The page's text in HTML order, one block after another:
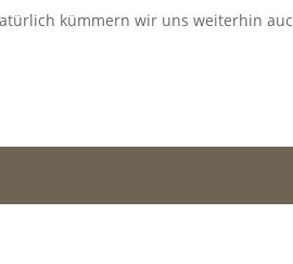
kümmern wir uns weiterhin